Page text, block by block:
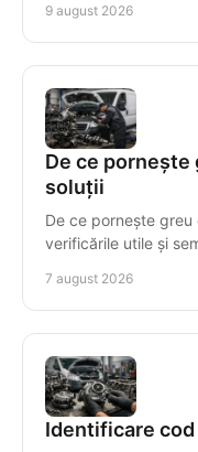
9 august 2026
De ce pornește
soluții
De ce pornește
verificările utile și
7 august 2026
Identificare